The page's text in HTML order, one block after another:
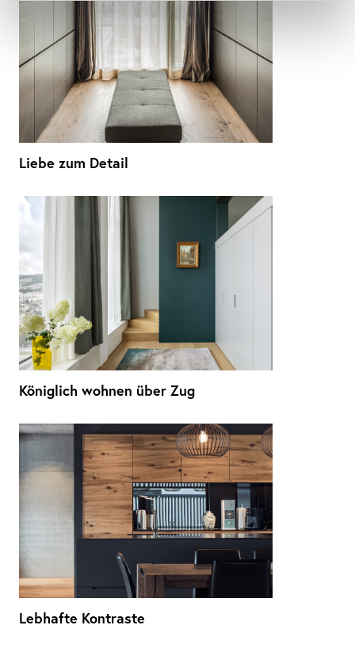
Liebe zum Detail
Königlich wohnen über Zug
Lebhafte Kontraste